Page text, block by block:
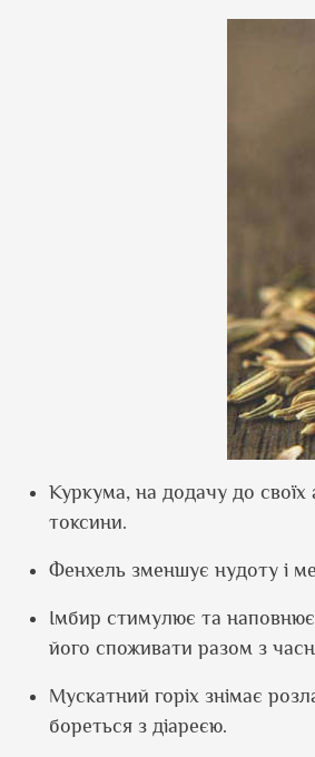
Куркума, на додачу до своїх
токсини.
Фенхель зменшує нудоту і
Імбир стимулює та
його споживати разом з
Мускатний горіх знімає
бореться з діареєю.